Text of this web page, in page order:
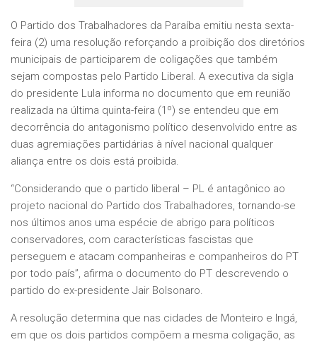
O Partido dos Trabalhadores da Paraíba emitiu nesta sexta-
feira (2) uma resolução reforçando a proibição dos diretórios
municipais de participarem de coligações que também
sejam compostas pelo Partido Liberal. A executiva da sigla
do presidente Lula informa no documento que em reunião
realizada na última quinta-feira (1º) se entendeu que em
decorrência do antagonismo político desenvolvido entre as
duas agremiações partidárias à nível nacional qualquer
aliança entre os dois está proibida.
“Considerando que o partido liberal – PL é antagônico ao
projeto nacional do Partido dos Trabalhadores, tornando-se
nos últimos anos uma espécie de abrigo para políticos
conservadores, com características fascistas que
perseguem e atacam companheiras e companheiros do PT
por todo país”, afirma o documento do PT descrevendo o
partido do ex-presidente Jair Bolsonaro.
A resolução determina que nas cidades de Monteiro e Ingá,
em que os dois partidos compõem a mesma coligação, as